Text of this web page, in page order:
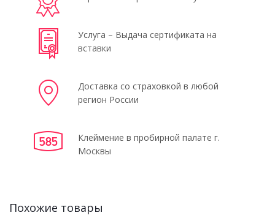
Услуга – Выдача сертификата на
вставки
Доставка со страховкой в любой
регион России
Клеймение в пробирной палате г.
Москвы
Похожие товары